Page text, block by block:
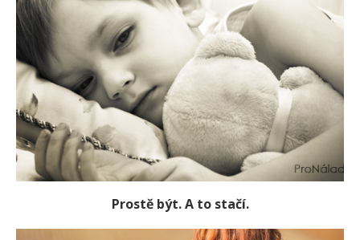
Prostě být. A to stačí.